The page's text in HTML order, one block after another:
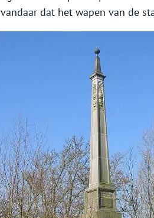
vandaar dat het wapen van de